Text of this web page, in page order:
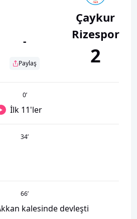
-
Paylaş
Çaykur
Rizespor
2
0’
İlk 11'ler
34’
66’
kalesinde devleşti